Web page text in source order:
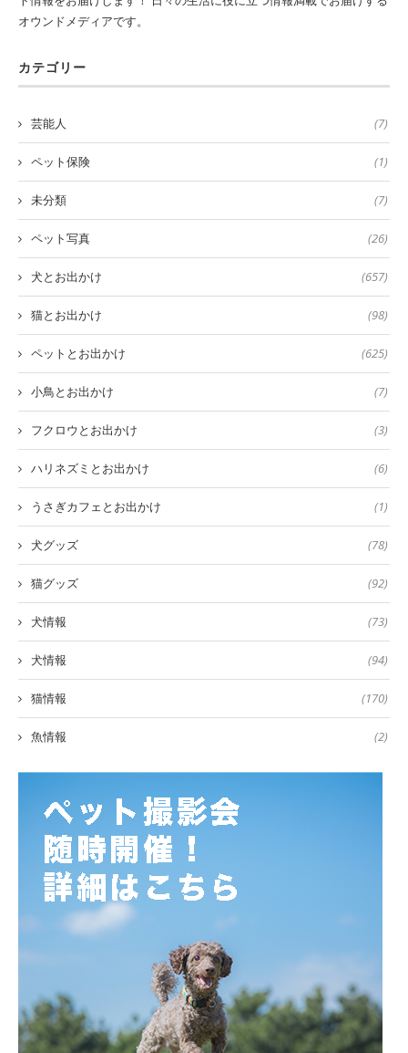
オウンドメディアです。
カテゴリー
芸能人 (7)
ペット保険 (1)
未分類 (7)
ペット写真 (26)
犬とお出かけ (657)
猫とお出かけ (98)
ペットとお出かけ (625)
小鳥とお出かけ (7)
フクロウとお出かけ (3)
ハリネズミとお出かけ (6)
うさぎカフェとお出かけ (1)
犬グッズ (78)
猫グッズ (92)
犬情報 (73)
犬情報 (94)
猫情報 (170)
魚情報 (2)